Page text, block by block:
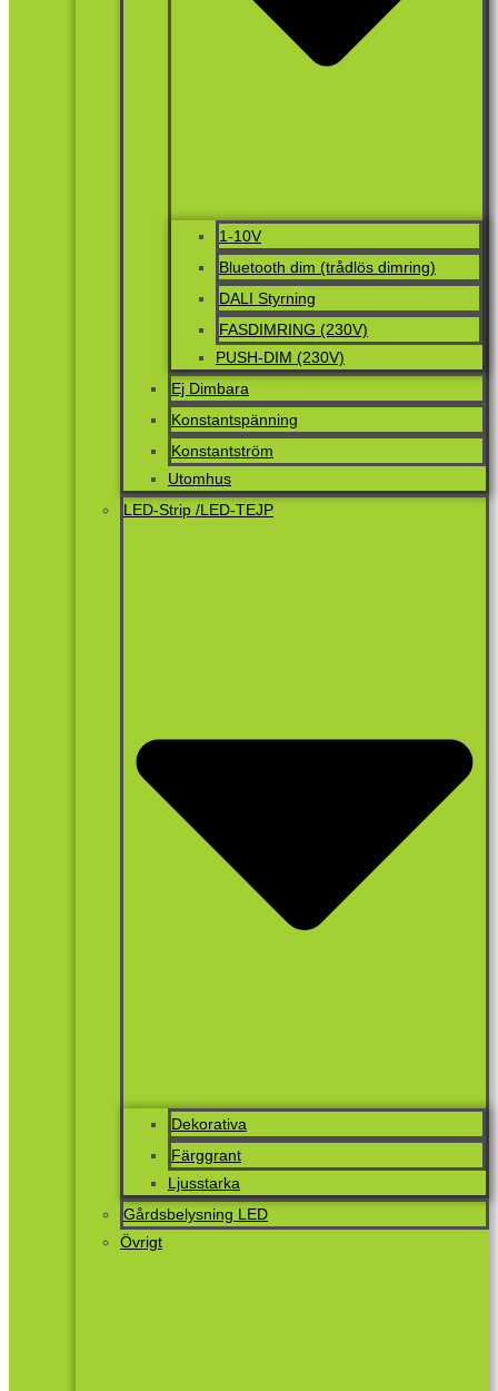
1-10V
Bluetooth dim (trådlös dimring)
DALI Styrning
FASDIMRING (230V)
PUSH-DIM (230V)
Ej Dimbara
Konstantspänning
Konstantström
Utomhus
LED-Strip /LED-TEJP
Dekorativa
Färggrant
Ljusstarka
Gårdsbelysning LED
Övrigt